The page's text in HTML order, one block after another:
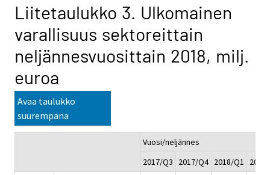
Liitetaulukko 3. Ulkomainen
varallisuus sektoreittain
neljännesvuosittain 2018, milj.
euroa
Avaa taulukko
suurempana
Vuosi/neljännes
2017/Q3
2017/Q4 2018/Q1